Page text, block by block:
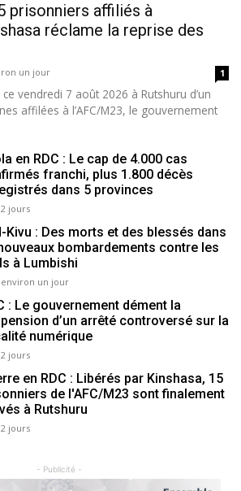
prisonniers affiliés à
réclame la reprise des
un jour 1
ce vendredi 7 août 2026 à Rutshuru d’un
affilées à l’AFC/M23, le gouvernement
en RDC : Le cap de 4.000 cas
franchi, plus 1.800 décès
dans 5 provinces
jours
Kivu : Des morts et des blessés dans
bombardements contre les
à Lumbishi
environ un jour
: Le gouvernement dément la
d’un arrêté controversé sur la
numérique
jours
en RDC : Libérés par Kinshasa, 15
de l'AFC/M23 sont finalement
à Rutshuru
jours
- Publicité -